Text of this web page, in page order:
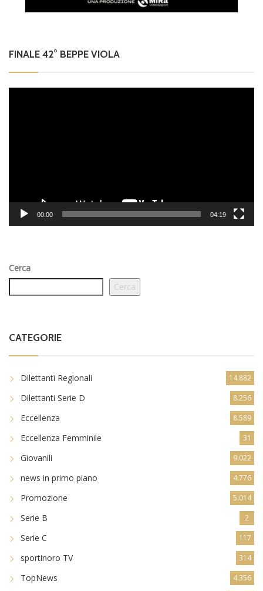
FINALE 42° BEPPE VIOLA
00:00 04:19
Cerca
Cerca
CATEGORIE
Dilettanti Regionali 14.882
Dilettanti Serie D 8.256
Eccellenza 8.589
Eccellenza Femminile 31
Giovanili 9.022
news in primo piano 4.776
Promozione 5.014
Serie B 2
Serie C 117
sportinoro TV 314
TopNews 4.356